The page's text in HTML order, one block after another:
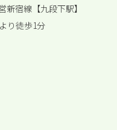
新宿線【九段下駅】
り徒歩1分